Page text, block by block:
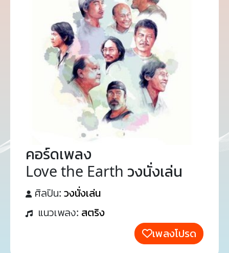
คอร์ดเพลง
Love the Earth วงนั่งเล่น
ศิลปิน: วงนั่งเล่น
แนวเพลง: สตริง
เพลงโปรด